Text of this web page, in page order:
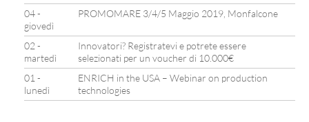
04 -
giovedì
PROMOMARE 3/4/5 Maggio 2019, Monfalcone
02 -
martedì
Innovatori? Registratevi e potrete essere
selezionati per un voucher di 10.000€
01 -
lunedì
ENRICH in the USA – Webinar on production
technologies